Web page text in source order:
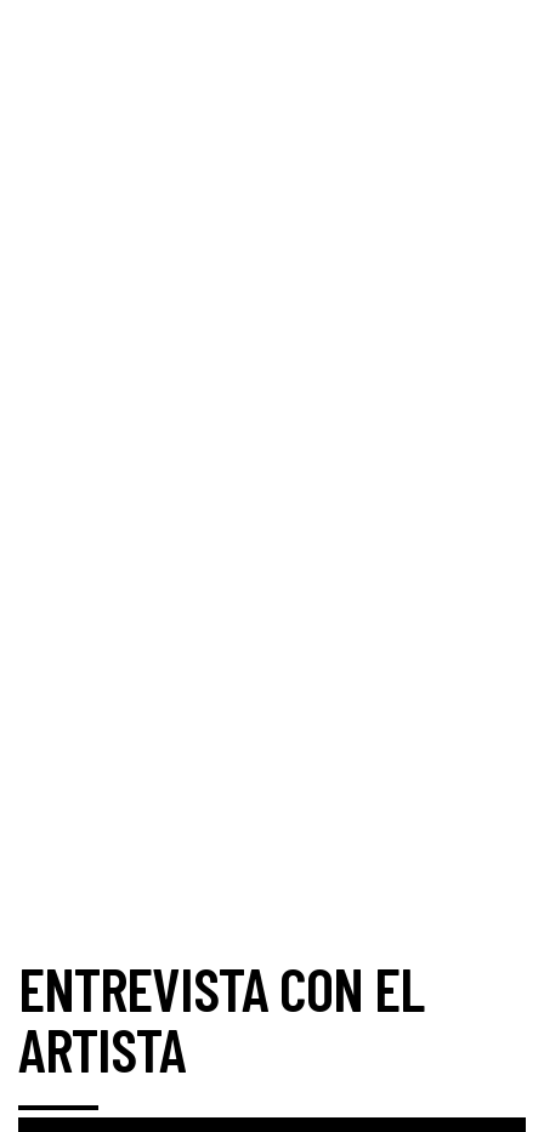
ENTREVISTA CON EL
ARTISTA